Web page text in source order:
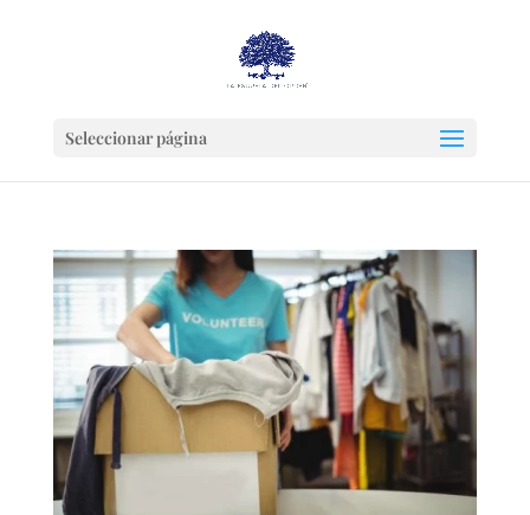
Seleccionar página